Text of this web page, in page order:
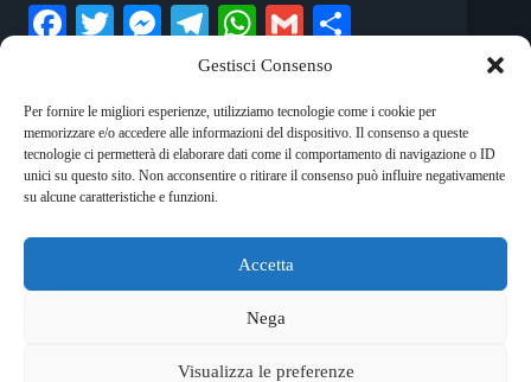
Gestisci Consenso
Per fornire le migliori esperienze, utilizziamo tecnologie come i cookie per
memorizzare e/o accedere alle informazioni del dispositivo. Il consenso a queste
tecnologie ci permetterà di elaborare dati come il comportamento di navigazione o ID
unici su questo sito. Non acconsentire o ritirare il consenso può influire negativamente
su alcune caratteristiche e funzioni.
Accetta
Nega
Visualizza le preferenze
Fa
bo
ok
T
tte
r
M
se
ng
er
Te
le
gr
a
m
W
ha
ts
A
pp
G
m
ail di
vi
di
#ambient #dub #Dubstep #electro
#elettronica #house # Milano
Copyright © 2026 RockShock - © Massimo Garofalo. C.F.
GRFMSM65R24A662Q. Qualsiasi tipo di riproduzione è
vietata se non preventivamente autorizzata. RockShock non
senza alcuna periodicità. Non può pertanto considerarsi un